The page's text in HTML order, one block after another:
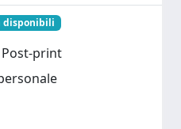
disponibili
print